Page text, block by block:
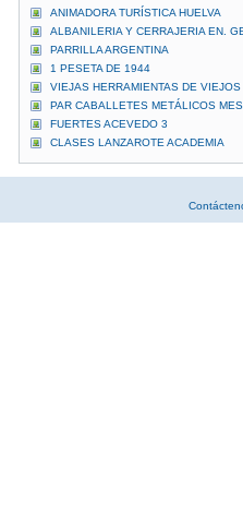
ANIMADORA TURÍSTICA HUELVA
ALBANILERIA Y CERRAJERIA EN.
PARRILLA ARGENTINA
1 PESETA DE 1944
VIEJAS HERRAMIENTAS DE
PAR CABALLETES METÁLICOS
FUERTES ACEVEDO 3
CLASES LANZAROTE ACADEMIA